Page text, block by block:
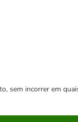
sem incorrer em